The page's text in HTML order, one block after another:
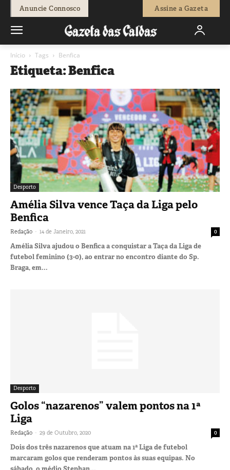
Anuncie Connosco Assine a Gazeta
Início Tags Benfica
Etiqueta: Benfica
Desporto
Amélia Silva vence Taça da Liga pelo
Benfica
Redação - 14 de Janeiro, 2021 0
Amélia Silva ajudou o Benfica a conquistar a Taça da Liga de
futebol feminino (3-0), ao entrar no encontro diante do Sp.
Braga, em...
Desporto
Golos “nazarenos” valem pontos na 1ª
Liga
Redação - 29 de Outubro, 2020 0
Dois dos três nazarenos que atuam na 1ª Liga de futebol
marcaram golos que renderam pontos às suas equipas. No